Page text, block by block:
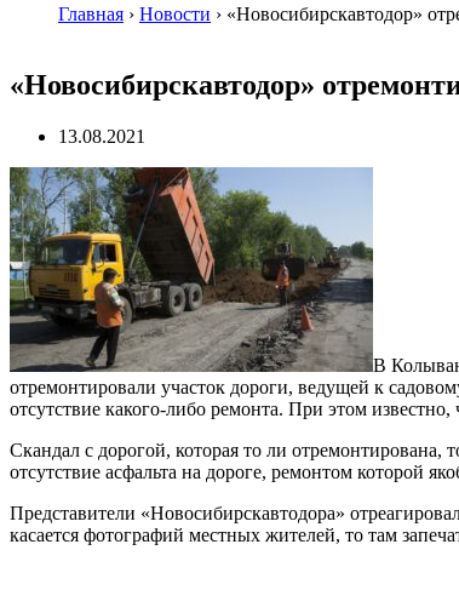
Главная › Новости › «Новосибирскавтодор»
«Новосибирскавтодор»
13.08.2021
В
отремонтировали участок дороги, ведущей к
отсутствие какого-либо ремонта. При этом
Скандал с дорогой, которая то ли отремонтирована,
отсутствие асфальта на дороге, ремонтом которой
Представители «Новосибирскавтодора»
касается фотографий местных жителей, то там